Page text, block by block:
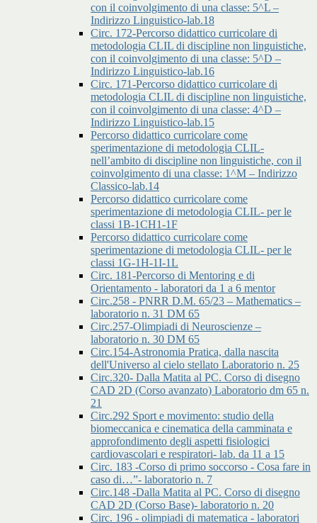
con il coinvolgimento di una classe: 5^L –
Indirizzo Linguistico-lab.18
Circ. 172-Percorso didattico curricolare di
metodologia CLIL di discipline non linguistiche,
con il coinvolgimento di una classe: 5^D –
Indirizzo Linguistico-lab.16
Circ. 171-Percorso didattico curricolare di
metodologia CLIL di discipline non linguistiche,
con il coinvolgimento di una classe: 4^D –
Indirizzo Linguistico-lab.15
Percorso didattico curricolare come
sperimentazione di metodologia CLIL-
nell’ambito di discipline non linguistiche, con il
coinvolgimento di una classe: 1^M – Indirizzo
Classico-lab.14
Percorso didattico curricolare come
sperimentazione di metodologia CLIL- per le
classi 1B-1CH1-1F
Percorso didattico curricolare come
sperimentazione di metodologia CLIL- per le
classi 1G-1H-1I-1L
Circ. 181-Percorso di Mentoring e di
Orientamento - laboratori da 1 a 6 mentor
Circ.258 - PNRR D.M. 65/23 – Mathematics –
laboratorio n. 31 DM 65
Circ.257-Olimpiadi di Neuroscienze –
laboratorio n. 30 DM 65
Circ.154-Astronomia Pratica, dalla nascita
dell'Universo al cielo stellato Laboratorio n. 25
Circ.320- Dalla Matita al PC. Corso di disegno
CAD 2D (Corso avanzato) Laboratorio dm 65 n.
21
Circ.292 Sport e movimento: studio della
biomeccanica e cinematica della camminata e
approfondimento degli aspetti fisiologici
cardiovascolari e respiratori- lab. da 11 a 15
Circ. 183 -Corso di primo soccorso - Cosa fare in
caso di…”- laboratorio n. 7
Circ.148 -Dalla Matita al PC. Corso di disegno
CAD 2D (Corso Base)- laboratorio n. 20
Circ. 196 - olimpiadi di matematica - laboratori